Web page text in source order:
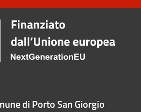
di Porto San Giorgio